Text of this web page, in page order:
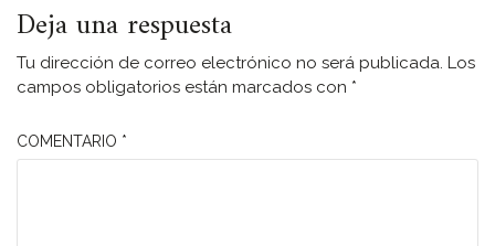
Deja una respuesta
Tu dirección de correo electrónico no será publicada. Los
campos obligatorios están marcados con *
COMENTARIO *